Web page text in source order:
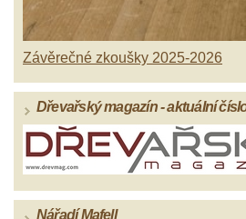
Závěrečné zkoušky 2025-2026
Dřevařský magazín - aktuální
Nářadí Mafell